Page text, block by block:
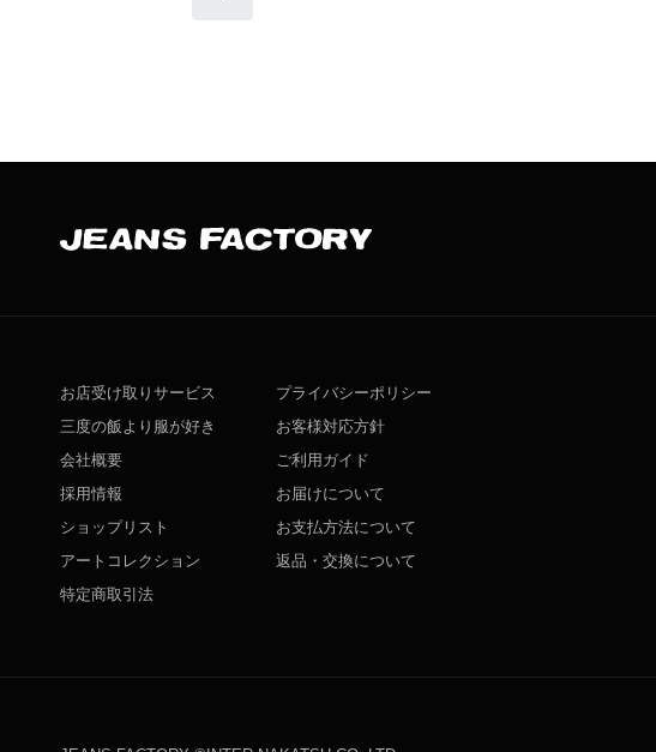
お店受け取りサービス
三度の飯より服が好き
会社概要
採用情報
ショップリスト
アートコレクション
特定商取引法
プライバシーポリシー
お客様対応方針
ご利用ガイド
お届けについて
お支払方法について
返品・交換について